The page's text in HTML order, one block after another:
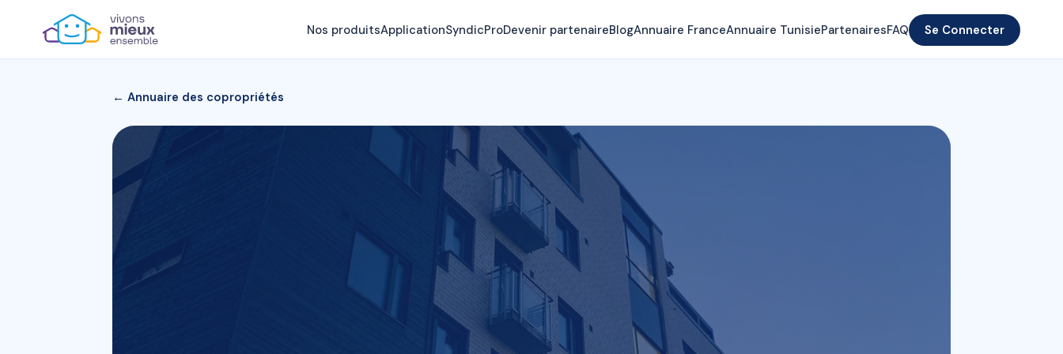
Nos produitsApplicationSyndicProDevenir partenaireBlogAnnuaire FranceAnnuaire TunisiePartenairesFAQ Se Connecter
← Annuaire des copropriétés